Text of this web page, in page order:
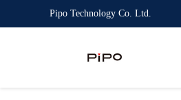
Pipo Technology Co. Ltd.